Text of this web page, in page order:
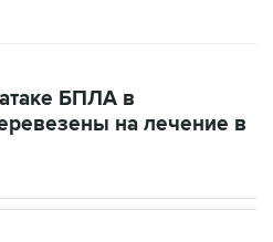
БПЛА в
на лечение в